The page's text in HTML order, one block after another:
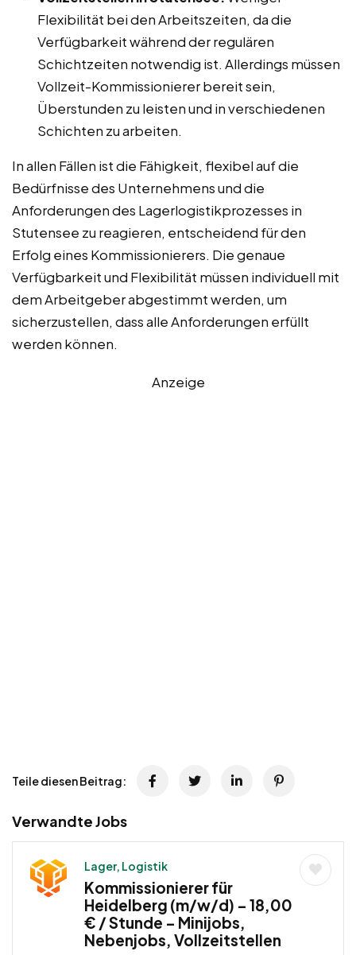
Flexibilität bei den Arbeitszeiten, da die
Verfügbarkeit während der regulären
Schichtzeiten notwendig ist. Allerdings müssen
Vollzeit-Kommissionierer bereit sein,
Überstunden zu leisten und in verschiedenen
Schichten zu arbeiten.
In allen Fällen ist die Fähigkeit, flexibel auf die
Bedürfnisse des Unternehmens und die
Anforderungen des Lagerlogistikprozesses in
Stutensee zu reagieren, entscheidend für den
Erfolg eines Kommissionierers. Die genaue
Verfügbarkeit und Flexibilität müssen individuell mit
dem Arbeitgeber abgestimmt werden, um
sicherzustellen, dass alle Anforderungen erfüllt
werden können.
Anzeige
Teile diesen Beitrag:
Verwandte Jobs
Lager, Logistik
Kommissionierer für
Heidelberg (m/w/d) – 18,00
€ / Stunde – Minijobs,
Nebenjobs, Vollzeitstellen